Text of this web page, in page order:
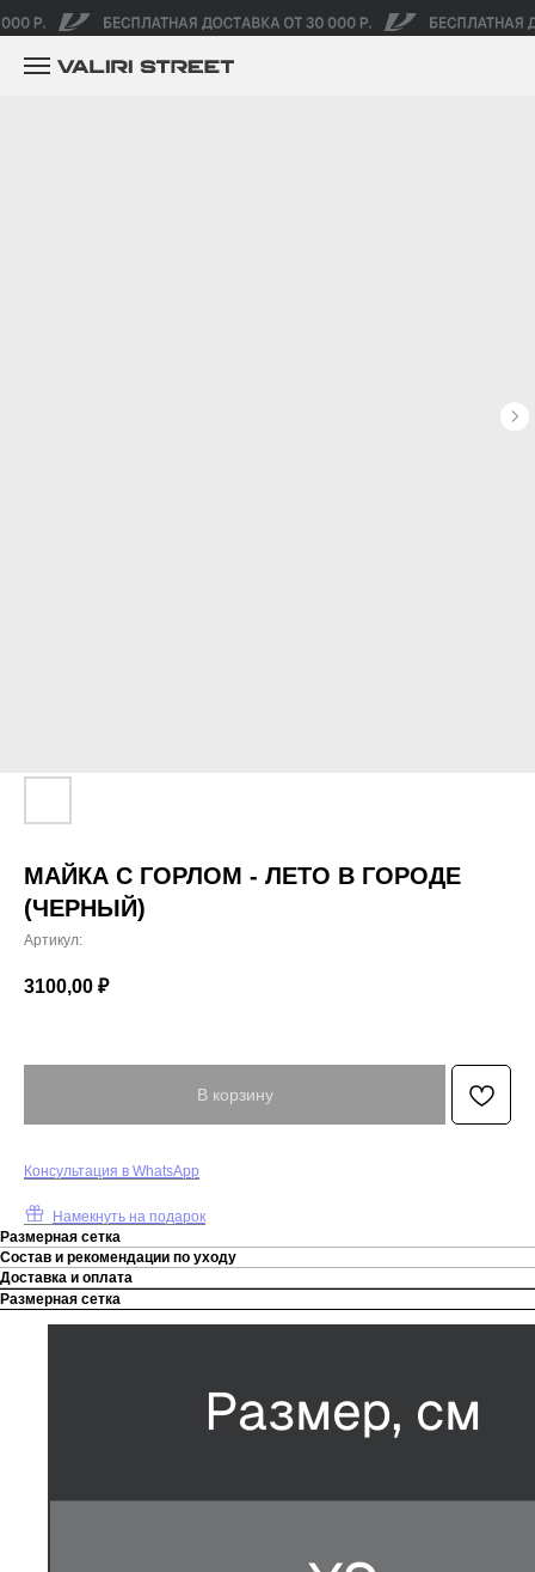
МАЙКА С ГОРЛОМ - ЛЕТО В ГОРОДЕ
(ЧЕРНЫЙ)
Артикул:
3100,00 ₽
В корзину
Консультация в WhatsApp
Намекнуть на подарок
Размерная сетка
Состав и рекомендации по уходу
Доставка и оплата
Размерная сетка